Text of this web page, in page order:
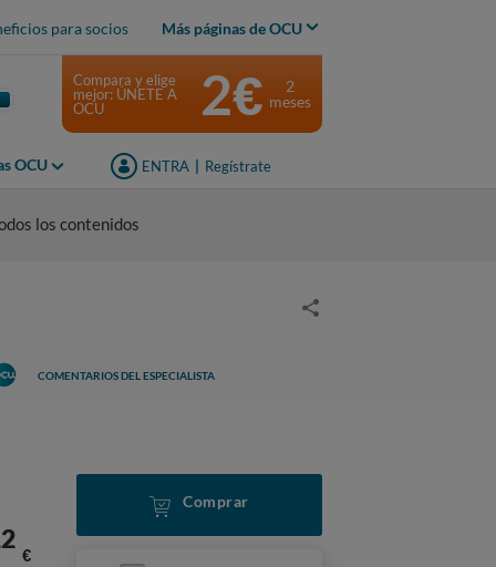
para socios Más páginas de OCU
OCU ENTRA Regístrate
Compara y elige
mejor: ÚNETE A
OCU
2€
2
meses
los contenidos
COMENTARIOS DEL ESPECIALISTA
€
Comprar